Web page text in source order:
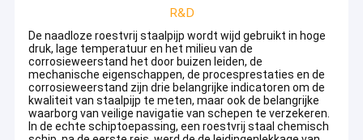
R&D
De naadloze roestvrij staalpijp wordt wijd gebruikt in hoge
druk, lage temperatuur en het milieu van de
corrosieweerstand het door buizen leiden, de
mechanische eigenschappen, de procesprestaties en de
corrosieweerstand zijn drie belangrijke indicatoren om de
kwaliteit van staalpijp te meten, maar ook de belangrijke
waarborg van veilige navigatie van schepen te verzekeren.
In de echte schiptoepassing, een roestvrij staal chemisch